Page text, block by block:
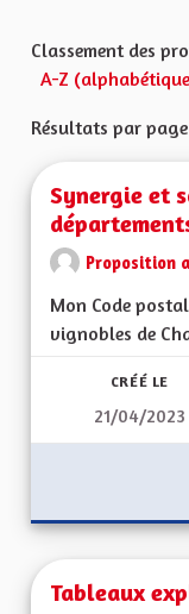
Classement des
A-Z
Résultats par
Synergie et
Proposition
Mon Code
vignobles de
CRÉÉ LE
21/04/2023
Tableaux